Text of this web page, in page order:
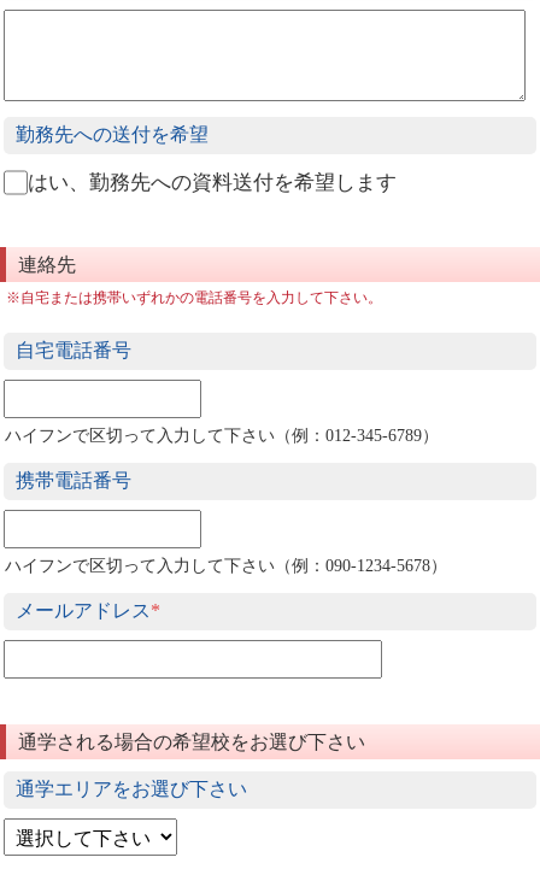
勤務先への送付を希望
はい、勤務先への資料送付を希望します
連絡先
※自宅または携帯いずれかの電話番号を入力して下さい。
自宅電話番号
ハイフンで区切って入力して下さい（例：012-345-6789）
携帯電話番号
ハイフンで区切って入力して下さい（例：090-1234-5678）
メールアドレス*
通学される場合の希望校をお選び下さい
通学エリアをお選び下さい